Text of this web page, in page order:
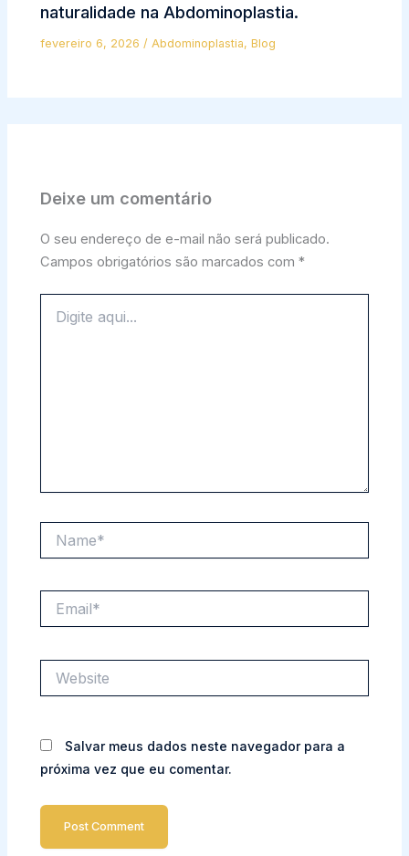
naturalidade na Abdominoplastia.
fevereiro 6, 2026 / Abdominoplastia,Blog
Deixe um comentário
O seu endereço de e-mail não será publicado.
Campos obrigatórios são marcados com*
aqui...
Salvar meus dados neste navegador para a
próxima vez que eu comentar.